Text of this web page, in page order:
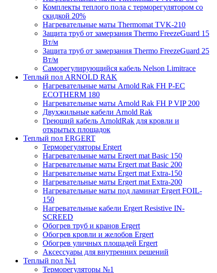
Комплекты теплого пола с терморегулятором со
скидкой 20%
Нагревательные маты Thermomat TVK-210
Защита труб от замерзания Thermo FreezeGuard 15
Вт/м
Защита труб от замерзания Thermo FreezeGuard 25
Вт/м
Саморегулирующийся кабель Nelson Limitrace
Теплый пол ARNOLD RAK
Нагревательные маты Arnold Rak FH P-EC
ECOTHERM 180
Нагревательные маты Arnold Rak FH P VIP 200
Двухжильные кабели Arnold Rak
Греющий кабель ArnoldRak для кровли и
открытых площадок
Теплый пол ERGERT
Терморегуляторы Ergert
Нагревательные маты Ergert mat Basic 150
Нагревательные маты Ergert mat Basic 200
Нагревательные маты Ergert mat Extra-150
Нагревательные маты Ergert mat Extra-200
Нагревательные маты под ламинат Ergert FOIL-
150
Нагревательные кабели Ergert Resistive IN-
SCREED
Обогрев труб и кранов Ergert
Обогрев кровли и желобов Ergert
Обогрев уличных площадей Ergert
Аксессуары для внутренних решений
Теплый пол №1
Терморегуляторы №1